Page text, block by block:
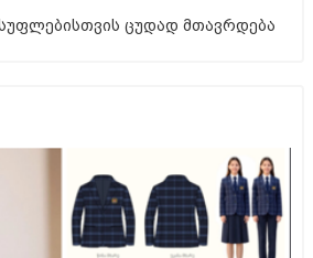
ცუდად მთავრდება